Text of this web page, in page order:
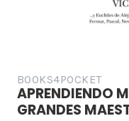
BOOKS4POCKET
APRENDIENDO
GRANDES